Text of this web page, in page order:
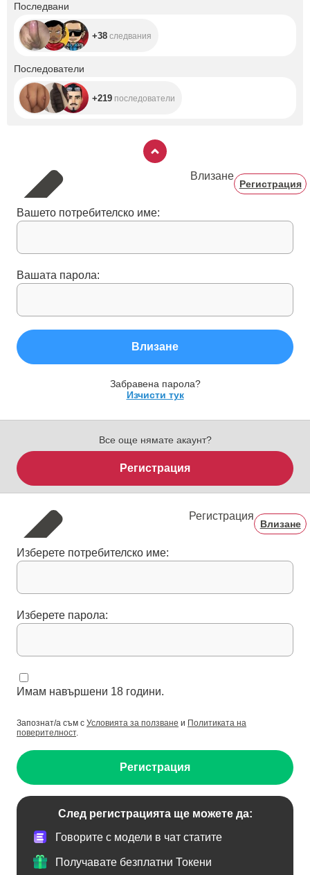
Последвани
+38 следвания
Последователи
+219 последователи
Влизане
Регистрация
Вашето потребителско име:
Вашата парола:
Влизане
Забравена парола?
Изчисти тук
Все още нямате акаунт?
Регистрация
Регистрация
Влизане
Изберете потребителско име:
Изберете парола:
Имам навършени 18 години.
Запознат/а съм с Условията за ползване и Политиката на
поверителност.
Регистрация
След регистрацията ще можете да:
Говорите с модели в чат статите
Получавате безплатни Токени